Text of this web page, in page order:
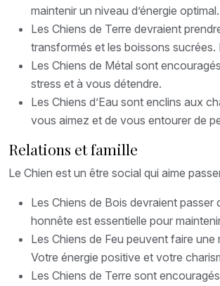
maintenir un niveau d’énergie
Les Chiens de Terre devraient
transformés et les boissons
Les Chiens de Métal sont
stress et à vous détendre.
Les Chiens d’Eau sont enclins aux
vous aimez et de vous entourer de
Relations et famille
Le Chien est un être social qui aime
Les Chiens de Bois devraient
honnête est essentielle pour
Les Chiens de Feu peuvent faire
Votre énergie positive et votre
Les Chiens de Terre sont